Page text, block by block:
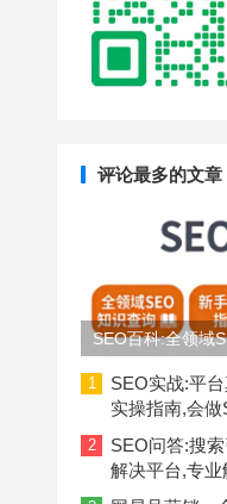
评论最多的文章
SEO百科:全领域
手入门到从业者
1
SEO实战:平
实操指南,会
2
SEO问答:搜
解决平台,专